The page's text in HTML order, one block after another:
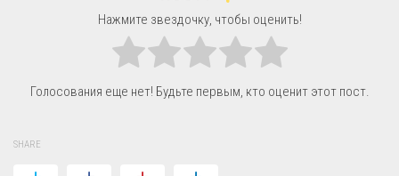
Нажмите звездочку, чтобы оценить!
Голосования еще нет! Будьте первым, кто оценит этот пост.
SHARE